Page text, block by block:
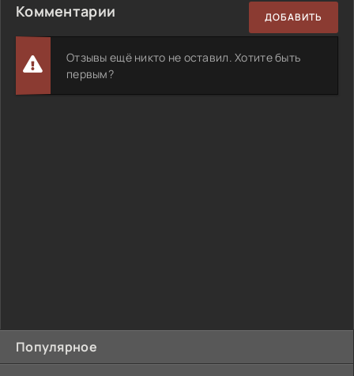
Популярное
Комментарии ДОБАВИТЬ
Отзывы ещё никто не оставил. Хотите быть
первым?